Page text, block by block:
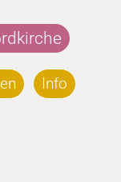
Info